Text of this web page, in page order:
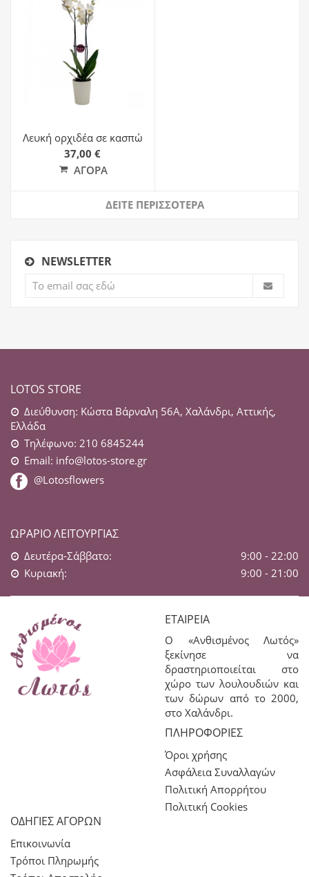
Λευκή ορχιδέα σε κασπώ
37,00 €
ΑΓΟΡΆ
NEWSLETTER
LOTOS STORE
Διεύθυνση: Κώστα Βάρναλη 56Α, Χαλάνδρι, Αττικής,
Ελλάδα
Τηλέφωνο: 210 6845244
Email: info@lotos-store.gr
@Lotosflowers
ΩΡΆΡΙΟ ΛΕΙΤΟΥΡΓΊΑΣ
Δευτέρα-Σάββατο:
9:00 - 22:00
Κυριακή:
9:00 - 21:00
ΕΤΑΙΡΕΊΑ
Ο «Ανθισμένος Λωτός»
ξεκίνησε να
δραστηριοποιείται στο
χώρο των λουλουδιών και
των δώρων από το 2000,
στο Χαλάνδρι.
ΠΛΗΡΟΦΟΡΊΕΣ
Όροι χρήσης
Ασφάλεια Συναλλαγών
Πολιτική Απορρήτου
Πολιτική Cookies
ΟΔΗΓΙΕΣ ΑΓΟΡΩΝ
Επικοινωνία
Τρόποι Πληρωμής